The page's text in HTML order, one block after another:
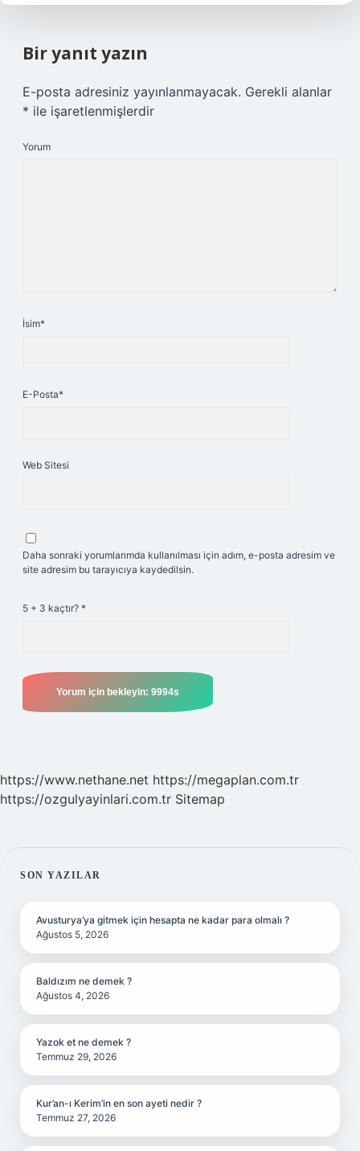
Bir yanıt yazın
E-posta adresiniz yayınlanmayacak. Gerekli alanlar
* ile işaretlenmişlerdir
Yorum
İsim*
E-Posta*
Web Sitesi
Daha sonraki yorumlarımda kullanılması için adım, e-posta adresim ve
site adresim bu tarayıcıya kaydedilsin.
5 + 3 kaçtır? *
https://www.nethane.net https://megaplan.com.tr
https://ozgulyayinlari.com.tr Sitemap
SIDEBAR
SON YAZILAR
Avusturya’ya gitmek için hesapta ne kadar para olmalı ?
Ağustos 5, 2026
Baldızım ne demek ?
Ağustos 4, 2026
Yazok et ne demek ?
Temmuz 29, 2026
Kur’an-ı Kerim’in en son ayeti nedir ?
Temmuz 27, 2026